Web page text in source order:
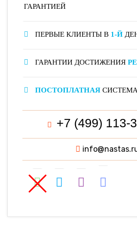
ГАРАНТИЕЙ
ПЕРВЫЕ КЛИЕНТЫ В 1-Й
ГАРАНТИИ ДОСТИЖЕНИЯ
ПОСТОПЛАТНАЯ
+7 (499) 113-